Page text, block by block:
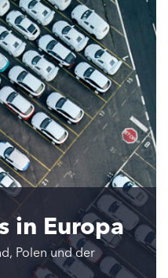
in Europa
Polen und der